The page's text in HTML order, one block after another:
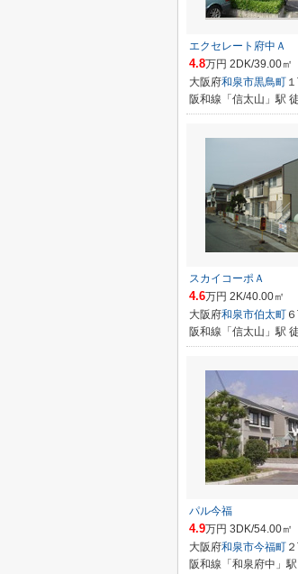
エクセレート府中Ａ
4.8万円 2DK/39.00㎡
大阪府和泉市黒鳥町
阪和線「信太山」駅
スカイコーポＡ
4.6万円 2K/40.00㎡
大阪府和泉市伯太町
阪和線「信太山」駅
パル今福
4.9万円 3DK/54.00㎡
大阪府和泉市今福町
阪和線「和泉府中」